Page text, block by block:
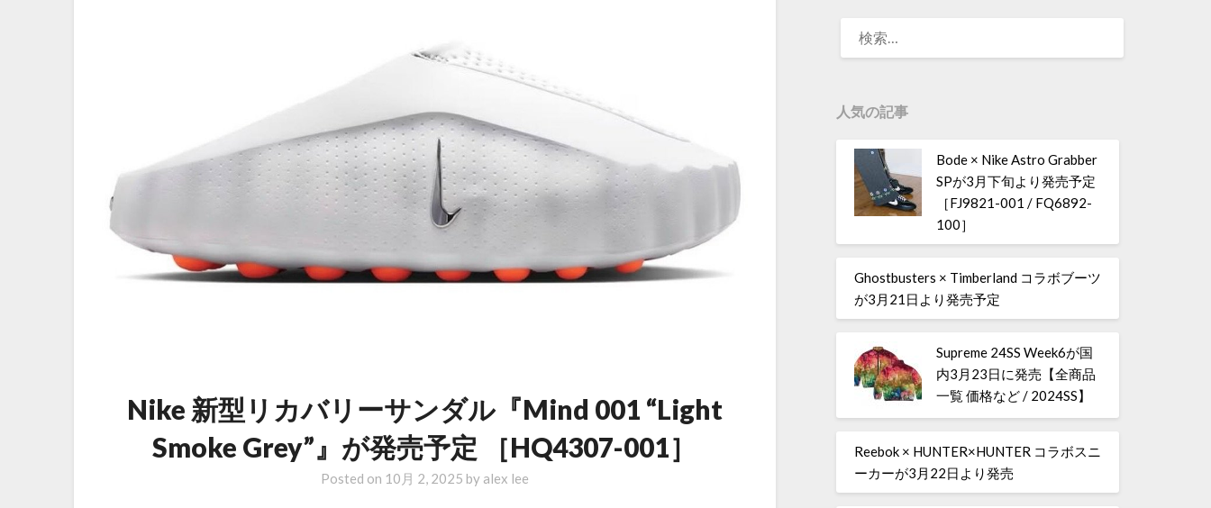
Nike 新型リカバリーサンダル『Mind 001 “Light
Smoke Grey”』が発売予定 ［HQ4307-001］
Posted on 10月 2, 2025 by alex lee
人気の記事
Bode × Nike Astro Grabber
SPが3月下旬より発売予定
［FJ9821-001 / FQ6892-
100］
Ghostbusters × Timberland コラボブーツ
が3月21日より発売予定
Supreme 24SS Week6が国
内3月23日に発売【全商品
一覧 価格など / 2024SS】
Reebok × HUNTER×HUNTER コラボスニ
ーカーが3月22日より発売